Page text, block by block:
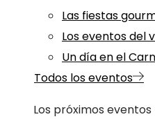
Las fiestas
Los eventos del
Un día en el
Todos los eventos
Los próximos eventos